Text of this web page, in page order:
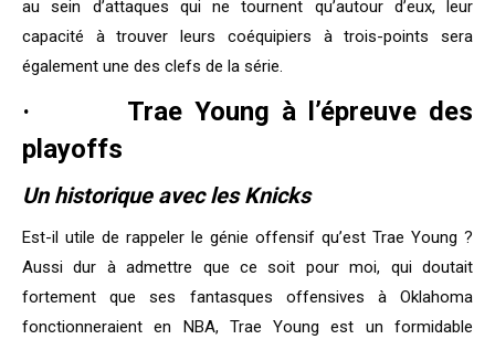
au sein d’attaques qui ne tournent qu’autour d’eux, leur
capacité à trouver leurs coéquipiers à trois-points sera
également une des clefs de la série.
· Trae Young à l’épreuve des
playoffs
Un historique avec les Knicks
Est-il utile de rappeler le génie offensif qu’est Trae Young ?
Aussi dur à admettre que ce soit pour moi, qui doutait
fortement que ses fantasques offensives à Oklahoma
fonctionneraient en NBA, Trae Young est un formidable